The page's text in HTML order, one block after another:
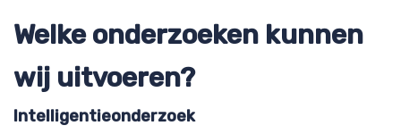
Welke onderzoeken kunnen
wij uitvoeren?
Intelligentieonderzoek